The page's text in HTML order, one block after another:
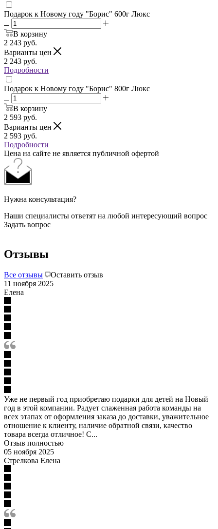
Подарок к Новому году "Борис" 600г Люкс
В корзину
2 243 руб.
Варианты цен
2 243 руб.
Подробности
Подарок к Новому году "Борис" 800г Люкс
В корзину
2 593 руб.
Варианты цен
2 593 руб.
Подробности
Цена на сайте не является публичной офертой
Нужна консультация?
Наши специалисты ответят на любой интересующий вопрос
Задать вопрос
Отзывы
Все отзывы
Оставить отзыв
11 ноября 2025
Елена
Уже не первый год приобретаю подарки для детей на Новый
год в этой компании. Радует слаженная работа команды на
всех этапах от оформления заказа до доставки, уважительное
отношение к клиенту, наличие обратной связи, качество
товара всегда отличное! С...
Отзыв полностью
05 ноября 2025
Стрелкова Елена